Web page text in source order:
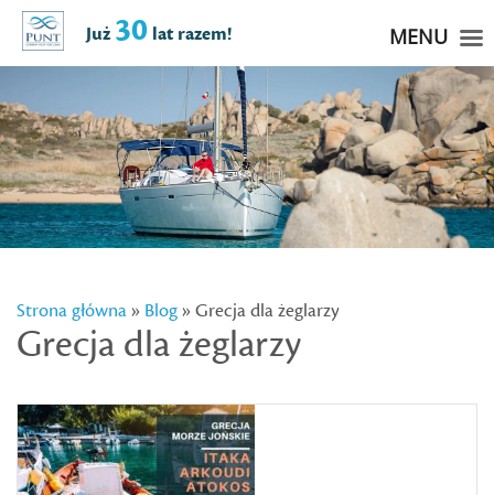
Strona główna» Blog» Grecja dla żeglarzy
Grecja dla żeglarzy
Już30 lat razem! MENU